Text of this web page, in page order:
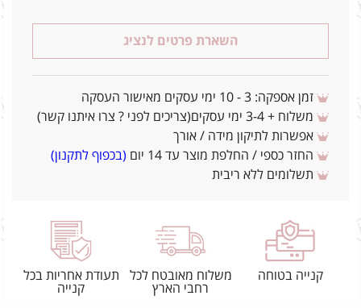
השארת פרטים לנציג
זמן אספקה: 3 - 10 ימי עסקים מאישור העסקה
משלוח + 3-4 ימי עסקים(צריכים לפני ? צרו איתנו קשר)
אפשרות לתיקון מידה / אורך
החזר כספי / החלפת מוצר עד 14 יום
(בכפוף לתקנון)
תשלומים ללא ריבית
קנייה בטוחה
משלוח מאובטח לכל
רחבי הארץ
תעודת אחריות בכל
קנייה